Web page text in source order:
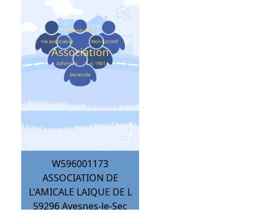
W596001173
ASSOCIATION DE
L'AMICALE LAIQUE DE L
59296Avesnes-le-Sec